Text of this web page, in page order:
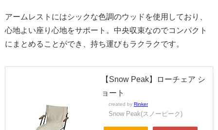
アームレストにはシックな色調のウッドを使用しており、
心地よい座り心地をサポート。中央収束なのでコンパクト
にまとめることができ、持ち運びもラクラクです。
【Snow Peak】ローチェア シ
ョート
created by Rinker
Snow Peak(スノーピーク)